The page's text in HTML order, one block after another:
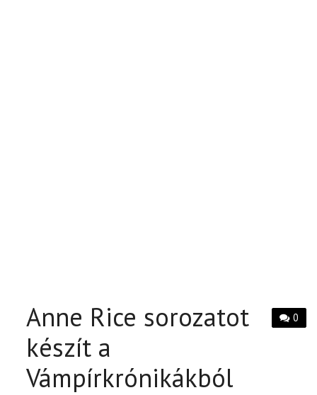
0
Anne Rice sorozatot
készít a
Vámpírkrónikákból